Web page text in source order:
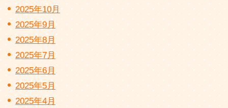
2025年10月
2025年9月
2025年8月
2025年7月
2025年6月
2025年5月
2025年4月